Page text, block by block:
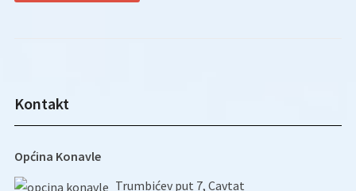
Kontakt
Općina Konavle
Trumbićev put 7, Cavtat